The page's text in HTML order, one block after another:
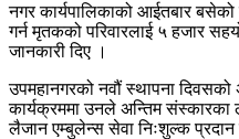
नगर कार्यपालिकाको आईतबार
गर्न मृतकको परिवारलाई ५ हजार
जानकारी दिए ।
उपमहानगरको नवौं स्थापना
कार्यक्रममा उनले अन्तिम संस्कारका
लैजान एम्बुलेन्स सेवा निःशुल्क प्रदान